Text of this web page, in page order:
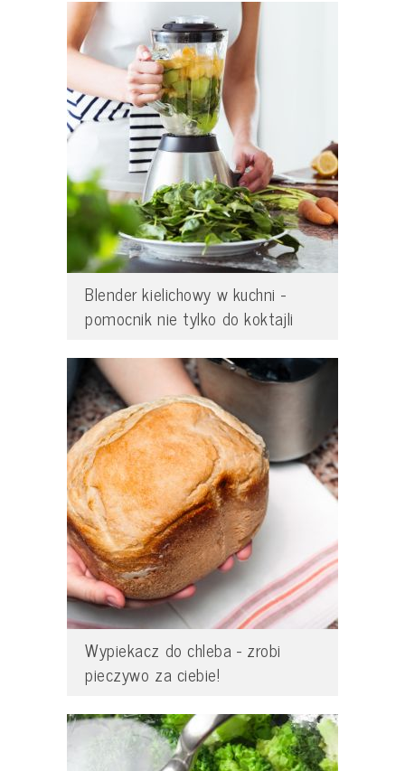
Blender kielichowy w kuchni -
pomocnik nie tylko do koktajli
Wypiekacz do chleba - zrobi
pieczywo za ciebie!